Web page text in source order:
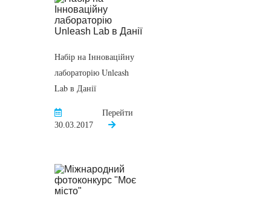
Набір на Інноваційну
лабораторію Unleash
Lab в Данії
30.03.2017
Перейти